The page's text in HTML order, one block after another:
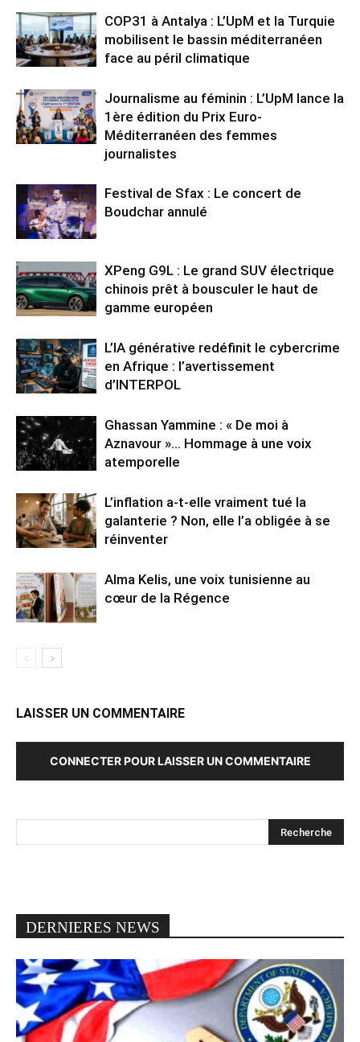
COP31 à Antalya : L’UpM et la Turquie
mobilisent le bassin méditerranéen
face au péril climatique
Journalisme au féminin : L’UpM lance la
1ère édition du Prix Euro-
Méditerranéen des femmes
journalistes
Festival de Sfax : Le concert de
Boudchar annulé
XPeng G9L : Le grand SUV électrique
chinois prêt à bousculer le haut de
gamme européen
L’IA générative redéfinit le cybercrime
en Afrique : l’avertissement
d’INTERPOL
Ghassan Yammine : « De moi à
Aznavour »… Hommage à une voix
atemporelle
L’inflation a-t-elle vraiment tué la
galanterie ? Non, elle l’a obligée à se
réinventer
Alma Kelis, une voix tunisienne au
cœur de la Régence
LAISSER UN COMMENTAIRE
CONNECTER POUR LAISSER UN COMMENTAIRE
DERNIERES NEWS